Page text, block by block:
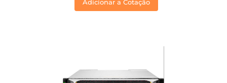
Adicionar a Cotação